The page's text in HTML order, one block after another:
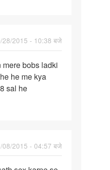
28/2015 - 10:38 बजे
bobs ladki
he me kya
sal he
08/2015 - 04:57 बजे